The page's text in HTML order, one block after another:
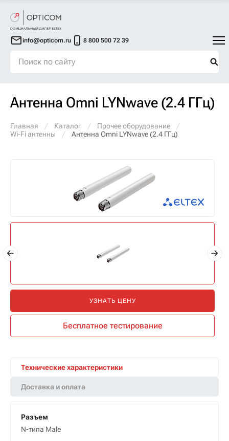
info@opticom.ru 8 800 500 72 39
Антенна Omni LYNwave (2.4 ГГц)
Главная Каталог
Прочее оборудование
Wi-Fi антенны
Антенна Omni LYNwave (2.4 ГГц)
УЗНАТЬ ЦЕНУ
Бесплатное тестирование
Технические характеристики
Доставка и оплата
Разъем
N-типа Male